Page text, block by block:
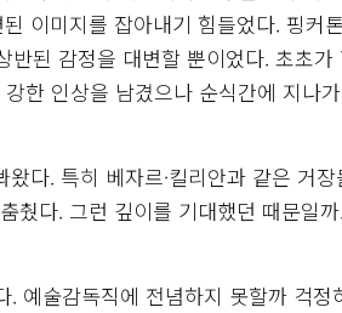
이미지를 잡아내기 힘들었다. 핑커
된 감정을 대변할 뿐이었다. 초초가
한 인상을 남겼으나 순식간에 지나
다. 특히 베자르·킬리안과 같은 거장
췄다. 그런 깊이를 기대했던 때문일
예술감독직에 전념하지 못할까 걱정